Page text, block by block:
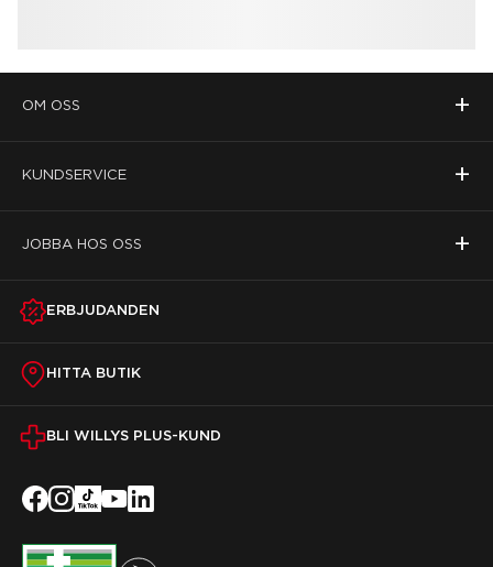
OM OSS +
KUNDSERVICE +
JOBBA HOS OSS +
ERBJUDANDEN
HITTA BUTIK
BLI WILLYS PLUS-KUND